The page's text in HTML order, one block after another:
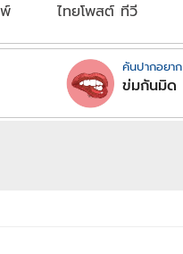
ไทยโพสต์ ทีวี
คันปากอยาก
ข่มกันมิด